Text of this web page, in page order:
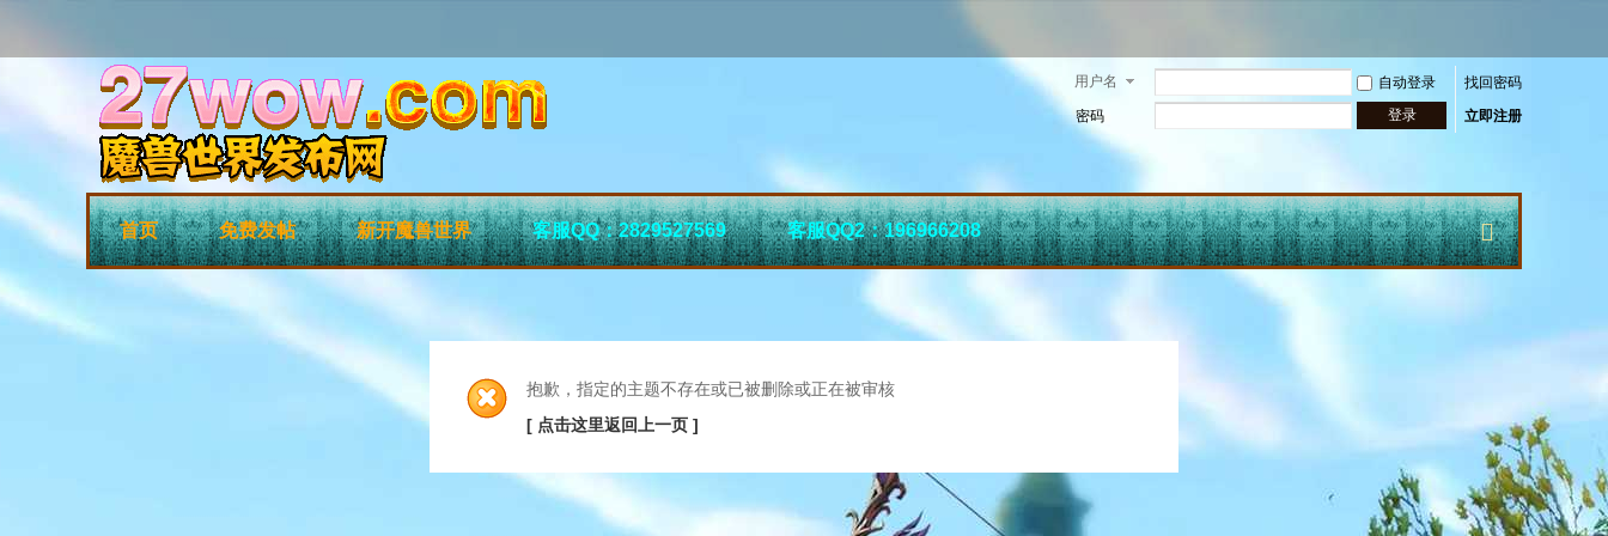
用户名 自动登录
找回密码
密码
登录 立即注册
首页 免费发帖 新开魔兽世界 客服QQ：2829527569 客服QQ2：196966208
抱歉，指定的主题不存在或已被删除或正在被审核
[ 点击这里返回上一页 ]